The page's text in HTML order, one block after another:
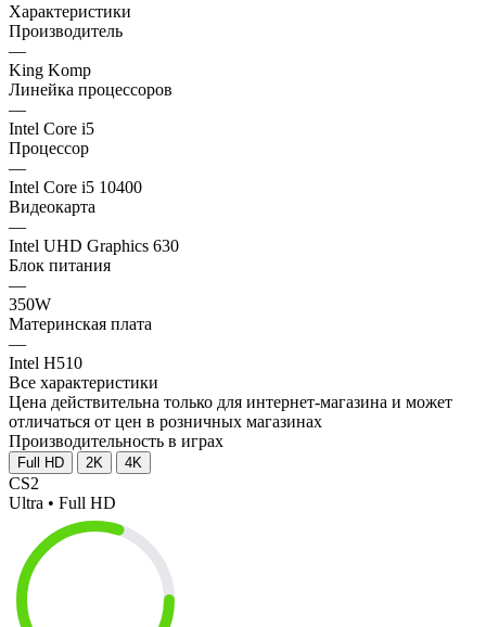
Характеристики
Производитель
—
King Komp
Линейка процессоров
—
Intel Core i5
Процессор
—
Intel Core i5 10400
Видеокарта
—
Intel UHD Graphics 630
Блок питания
—
350W
Материнская плата
—
Intel H510
Все характеристики
Цена действительна только для интернет-магазина и может
отличаться от цен в розничных магазинах
Производительность в играх
Full HD 2K 4K
CS2
Ultra • Full HD